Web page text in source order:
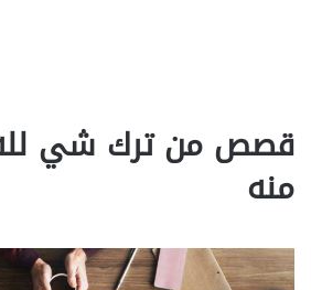
قصص من ترك شي
منه